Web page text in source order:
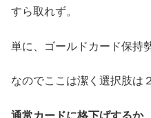
すら取れず。
単に、ゴールドカード保持
なのでここは潔く選択肢は
通常カードに格下げするか、